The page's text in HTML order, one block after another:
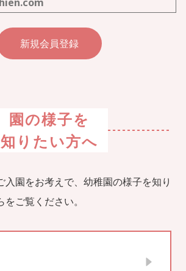
園の様子を
知りたい方へ
入園をお考えで、幼稚園の様子を知り
ご覧ください。